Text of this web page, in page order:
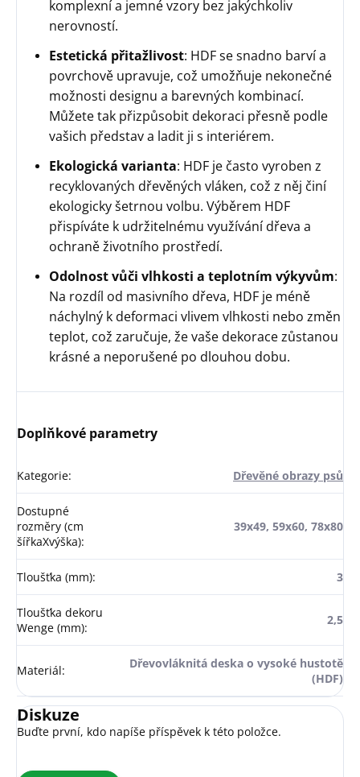
komplexní a jemné vzory bez jakýchkoliv
nerovností.
Estetická přitažlivost: HDF se snadno barví a
povrchově upravuje, což umožňuje nekonečné
možnosti designu a barevných kombinací.
Můžete tak přizpůsobit dekoraci přesně podle
vašich představ a ladit ji s interiérem.
Ekologická varianta: HDF je často vyroben z
recyklovaných dřevěných vláken, což z něj činí
ekologicky šetrnou volbu. Výběrem HDF
přispíváte k udržitelnému využívání dřeva a
ochraně životního prostředí.
Odolnost vůči vlhkosti a teplotním výkyvům:
Na rozdíl od masivního dřeva, HDF je méně
náchylný k deformaci vlivem vlhkosti nebo změn
teplot, což zaručuje, že vaše dekorace zůstanou
krásné a neporušené po dlouhou dobu.
Doplňkové parametry
Kategorie: Dřevěné obrazy psů
Dostupné
rozměry (cm
šířkaXvýška):
39x49, 59x60, 78x80
Tloušťka (mm): 3
Tloušťka dekoru
Wenge (mm):
2,5
Materiál:
Dřevovláknitá deska o vysoké hustotě
(HDF)
Diskuze
Buďte první, kdo napíše příspěvek k této položce.